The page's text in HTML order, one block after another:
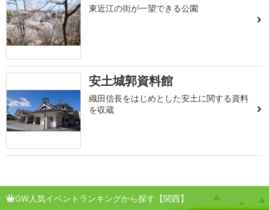
東近江の街が一望できる公園
安土城郭資料館
織田信長をはじめとした安土に関する資料
を収蔵
GW人気イベントランキングから探す【関西】